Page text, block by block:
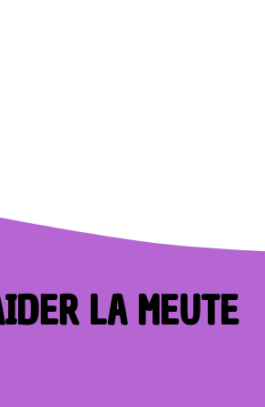
LA MEUTE